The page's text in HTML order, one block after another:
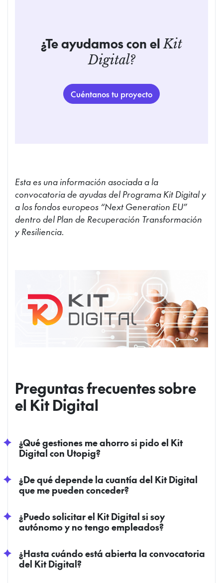
¿Te ayudamos con elKit
Digital?
Cuéntanos tu proyecto
Esta es una información asociada a la
convocatoria de ayudas del Programa Kit Digital y
a los fondos europeos “Next Generation EU”
dentro del Plan de Recuperación Transformación
y Resiliencia.
Preguntas frecuentes sobre
el Kit Digital
¿Qué gestiones me ahorro si pido el Kit
Digital con Utopig?
¿De qué depende la cuantía del Kit Digital
que me pueden conceder?
¿Puedo solicitar el Kit Digital si soy
autónomo y no tengo empleados?
¿Hasta cuándo está abierta la convocatoria
del Kit Digital?